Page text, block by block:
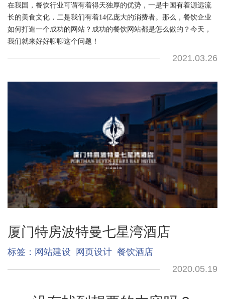
在我国，餐饮行业可谓有着得天独厚的优势，一是中国有着源远流
长的美食文化，二是我们有着14亿庞大的消费者。那么，餐饮企业
如何打造一个成功的网站？成功的餐饮网站都是怎么做的？今天，
我们就来好好聊聊这个问题！
2021.03.26
厦门特房波特曼七星湾酒店
标签： 网站建设 网页设计 餐饮酒店
2020.05.19